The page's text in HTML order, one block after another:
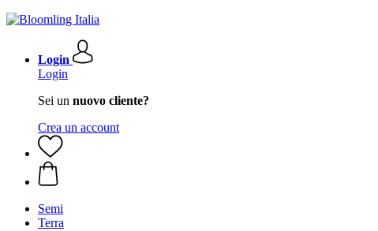
Login
Login
Sei un nuovo cliente?
Crea un account
Semi
Terra